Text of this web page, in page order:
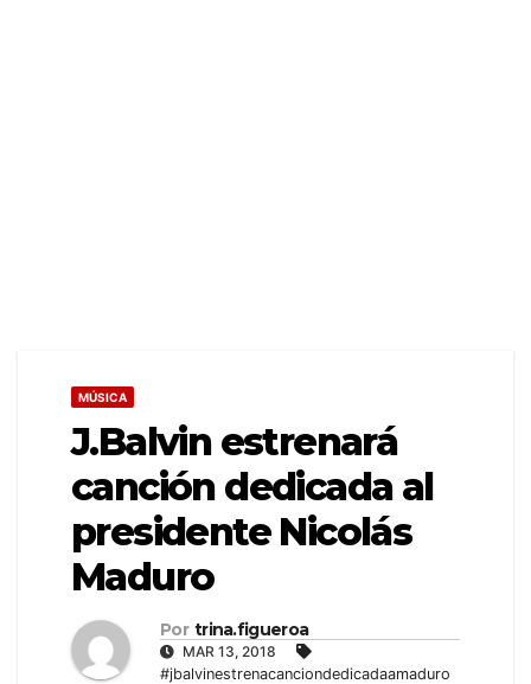
MÚSICA
J.Balvin estrenará
canción dedicada al
presidente Nicolás
Maduro
Por trina.figueroa
MAR 13, 2018
#jbalvinestrenacanciondedicadaamaduro